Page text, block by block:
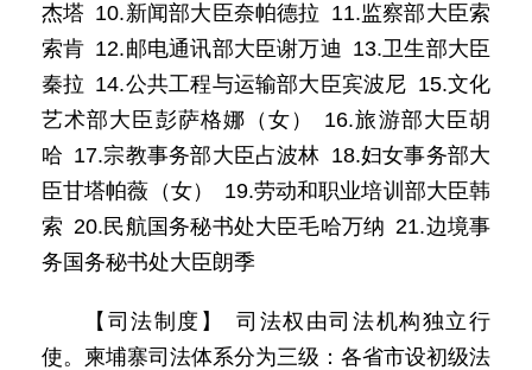
杰塔 10.新闻部大臣奈帕德拉 11.监察部大臣索
索肯 12.邮电通讯部大臣谢万迪 13.卫生部大臣
秦拉 14.公共工程与运输部大臣宾波尼 15.文化
艺术部大臣彭萨格娜（女） 16.旅游部大臣胡
哈 17.宗教事务部大臣占波林 18.妇女事务部大
臣甘塔帕薇（女） 19.劳动和职业培训部大臣韩
索 20.民航国务秘书处大臣毛哈万纳 21.边境事
务国务秘书处大臣朗季
【司法制度】 司法权由司法机构独立行
使。柬埔寨司法体系分为三级：各省市设初级法